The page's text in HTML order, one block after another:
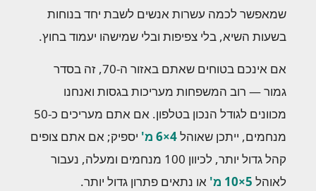
שמאפשר לכמה עשרות אנשים לשבת יחד בנוחות
בשעות השיא, בלי צפיפות ובלי שמישהו יעמוד בחוץ.
אם אינכם בטוחים שאתם באזור ה-70, זה בסדר
גמור — רוב המשפחות מעריכות בגסות ואנחנו
מכוונים לגודל הנכון בטלפון. אם אתם מעריכים כ-50
מנחמים, ייתכן שאוהל4×6 מ'
יספיק; אם אתם צופים
קהל גדול יותר, לכיוון 100 מנחמים ומעלה, נעבור
לאוהל 5×10 מ' או נתאים פתרון גדול יותר.